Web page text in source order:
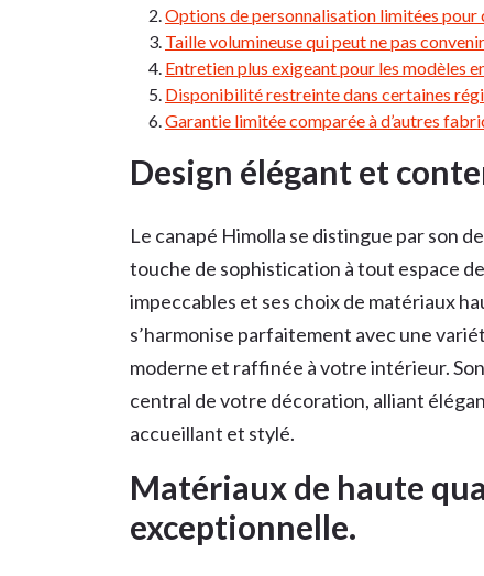
Options de personnalisation limitées pour
Taille volumineuse qui peut ne pas
Entretien plus exigeant pour les modèles
Disponibilité restreinte dans certaines
Garantie limitée comparée à d’autres
Design élégant et
Le canapé Himolla se distingue par son
touche de sophistication à tout espace
impeccables et ses choix de matériaux
s’harmonise parfaitement avec une
moderne et raffinée à votre intérieur.
central de votre décoration, alliant
accueillant et stylé.
Matériaux de haute
exceptionnelle.